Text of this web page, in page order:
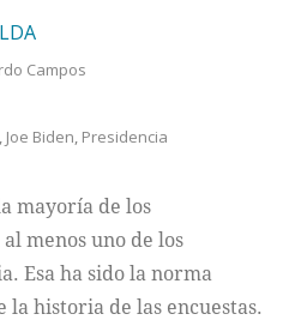
Campos
, Joe Biden, Presidencia
mayoría de los
menos uno de los
Esa ha sido la norma
historia de las encuestas.